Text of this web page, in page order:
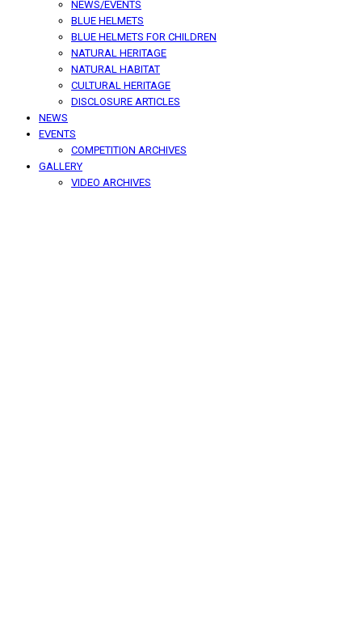
NEWS/EVENTS
BLUE HELMETS
BLUE HELMETS FOR CHILDREN
NATURAL HERITAGE
NATURAL HABITAT
CULTURAL HERITAGE
DISCLOSURE ARTICLES
NEWS
EVENTS
COMPETITION ARCHIVES
GALLERY
VIDEO ARCHIVES